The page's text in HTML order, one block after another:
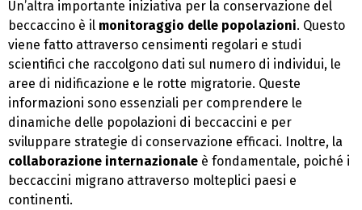
Un’altra importante iniziativa per la conservazione del
beccaccino è il monitoraggio delle popolazioni. Questo
viene fatto attraverso censimenti regolari e studi
scientifici che raccolgono dati sul numero di individui, le
aree di nidificazione e le rotte migratorie. Queste
informazioni sono essenziali per comprendere le
dinamiche delle popolazioni di beccaccini e per
sviluppare strategie di conservazione efficaci. Inoltre, la
collaborazione internazionale è fondamentale, poiché i
beccaccini migrano attraverso molteplici paesi e
continenti.